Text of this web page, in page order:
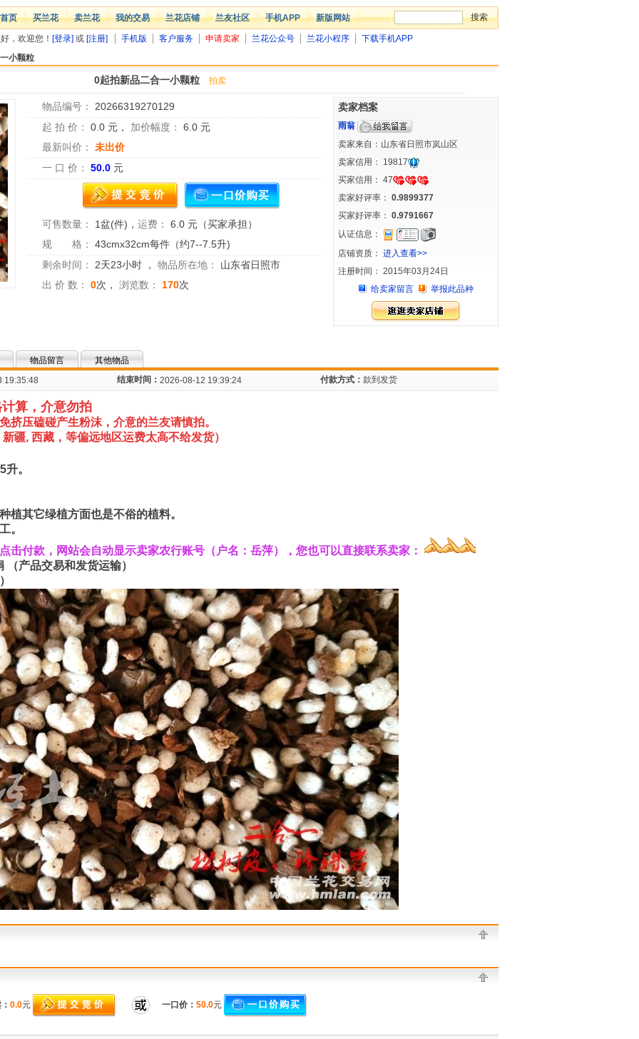
首页 买兰花 卖兰花 我的交易 兰花店铺 兰友社区 手机APP 新版网站
，欢迎您！ [登录] 或 [注册] 手机版 客户服务 申请卖家 兰花公众号 兰花小程序
下载手机APP
小颗粒
0起拍新品二合一小颗粒 拍卖
物品编号：
20266319270129
起 拍 价：
0.0 元， 加价幅度： 6.0 元
最新叫价：
未出价
一 口 价：
50.0 元
可售数量： 1盆(件) ， 运费：
6.0 元（买家承担）
规 格：
43cmx32cm每件（约7--7.5升)
剩余时间：
2天23小时 ， 物品所在地：
山东省日照市
出 价 数：
0次， 浏览数： 170次
卖家档案
雨翁
卖家来自：山东省日照市岚山区
卖家信用： 19817
买家信用： 47
卖家好评率： 0.9899377
买家好评率： 0.9791667
认证信息：
店铺资质： 进入查看>>
注册时间： 2015年03月24日
给卖家留言
举报此品种
物品留言
其他物品
19:35:48
结束时间： 2026-08-12 19:39:24 付款方式： 款到发货
算，介意勿拍
挤压磕碰产生粉沫，介意的兰友请慎拍。
疆, 西藏，等偏远地区运费太高不给发货）
。
植其它绿植方面也是不俗的植料。
。
击付款，网站会自动显示卖家农行账号（户名：岳萍），您也可以直接联系卖家：
产品交易和发货运输）
0.0元 一口价： 50.0元